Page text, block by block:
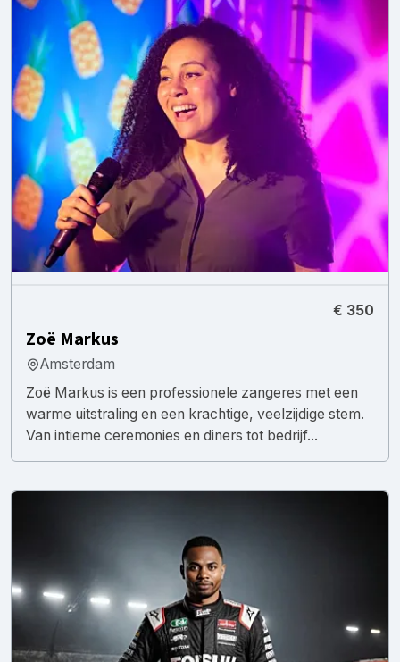
€ 350
Zoë Markus
Amsterdam
Zoë Markus is een professionele zangeres met een
warme uitstraling en een krachtige, veelzijdige stem.
Van intieme ceremonies en diners tot bedrijf...